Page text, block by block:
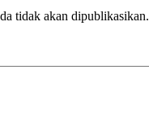
tidak akan dipublikasikan.